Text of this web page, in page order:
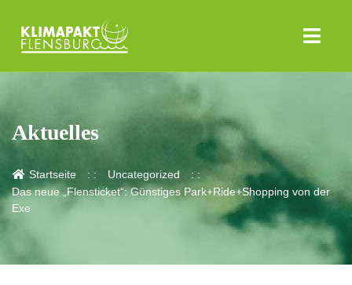
Aktuelles
Startseite
Uncategorized
Das neue „Flensticket“: Günstiges Park+Ride+Shopping von der
Exe